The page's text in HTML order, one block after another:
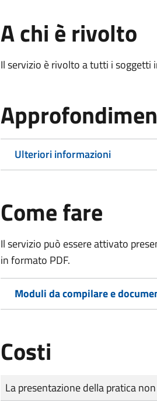
A chi è rivolto
Il servizio è rivolto a tutti i soggetti
Ulteriori informazioni
Come fare
Il servizio può essere attivato
in formato PDF.
Moduli da compilare e
Costi
Tipo di pagamento
Importo
La presentazione della pratica